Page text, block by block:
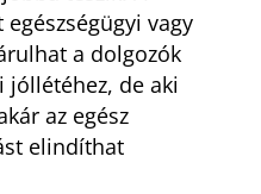
vagy
a dolgozók
jóllétéhez, de aki
az egész
elindíthat